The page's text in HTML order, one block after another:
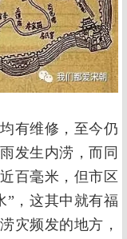
有维修，至今仍
发生内涝，而同
百毫米，但市区
”，这其中就有福
灾频发的地方，